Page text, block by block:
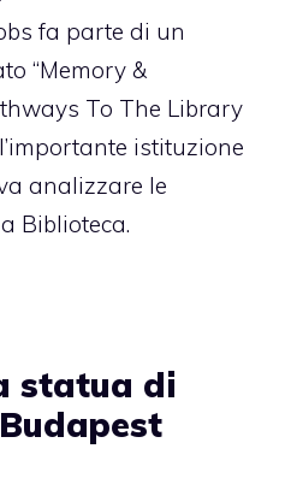
fa parte di un
“Memory &
To The Library
istituzione
analizzare le
Biblioteca.
statua di